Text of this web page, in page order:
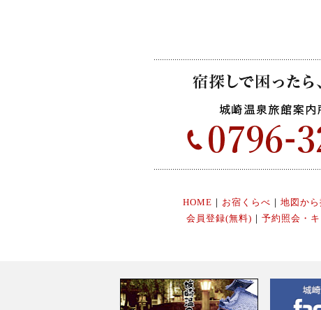
HOME ｜ お宿くらべ ｜ 地図から
会員登録(無料) ｜ 予約照会・